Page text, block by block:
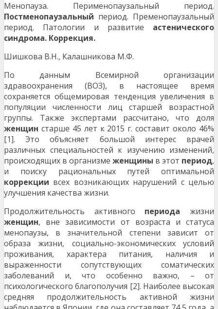
Менопауза. Перименопаузальный период.
Постменопаузальный период. Пременопаузальный
период. Патологии и развитие астенического
синдрома. Коррекция.
Шишкова В.Н., Калашникова М.Ф.
По данным Всемирной организации
здравоохранения (ВОЗ), в настоящее время
сохраняется общемировая тенденция увеличения в
популяции численности лиц старшей возрастной
группы. Также экспертами рассчитано, что доля
женщин старше 45 лет к 2015 г. составит около 46%
[1]. Это объясняет большой интерес врачей
различных специальностей к изучению изменений,
происходящих в организме женщины в этот период,
и поиску рациональных путей оптимальной
коррекции всех возникающих нарушений с целью
улучшения качества жизни.
Продолжительность активного периода жизни
женщин, вне зависимости от возраста и статуса
менопаузы, в значительной степени зависит от
образа жизни, социально-экономических условий
проживания, характера питания, наличия и
выраженности сопутствующих соматических
заболеваний и, что особенно важно, – от
психологического благополучия [2]. Наиболее высокая
средняя продолжительность активной жизни